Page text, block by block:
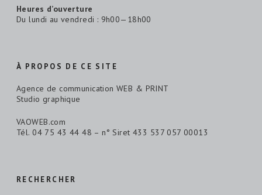
Heures d’ouverture
Du lundi au vendredi : 9h00—18h00
À PROPOS DE CE SITE
Agence de communication WEB & PRINT
Studio graphique
VAOWEB.com
Tél. 04 75 43 44 48 – n° Siret 433 537 057 00013
RECHERCHER